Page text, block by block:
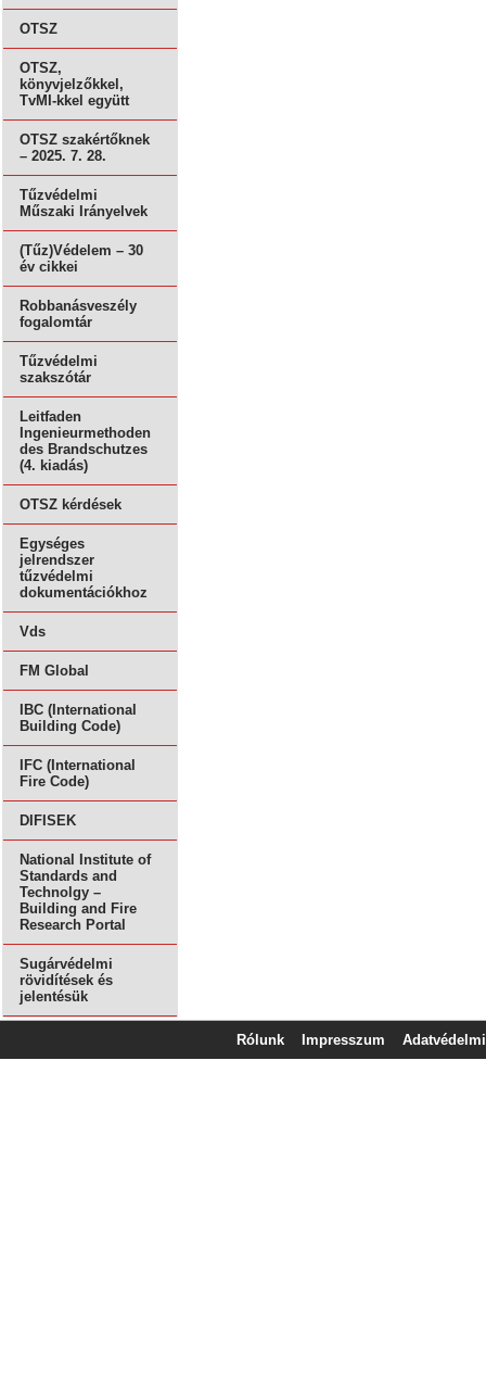
OTSZ
OTSZ,
könyvjelzőkkel,
TvMI-kkel együtt
OTSZ szakértőknek
– 2025. 7. 28.
Tűzvédelmi
Műszaki Irányelvek
(Tűz)Védelem – 30
év cikkei
Robbanásveszély
fogalomtár
Tűzvédelmi
szakszótár
Leitfaden
Ingenieurmethoden
des Brandschutzes
(4. kiadás)
OTSZ kérdések
Egységes
jelrendszer
tűzvédelmi
dokumentációkhoz
Vds
FM Global
IBC (International
Building Code)
IFC (International
Fire Code)
DIFISEK
National Institute of
Standards and
Technolgy –
Building and Fire
Research Portal
Sugárvédelmi
rövidítések és
jelentésük
Rólunk Impresszum